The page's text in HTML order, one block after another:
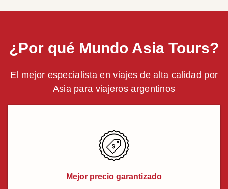
¿Por qué Mundo Asia Tours?
El mejor especialista en viajes de alta calidad por
Asia para viajeros argentinos
Mejor precio garantizado